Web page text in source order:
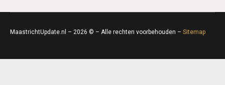
MaastrichtUpdate.nl – 2026 © – Alle rechten voorbehouden – Sitemap